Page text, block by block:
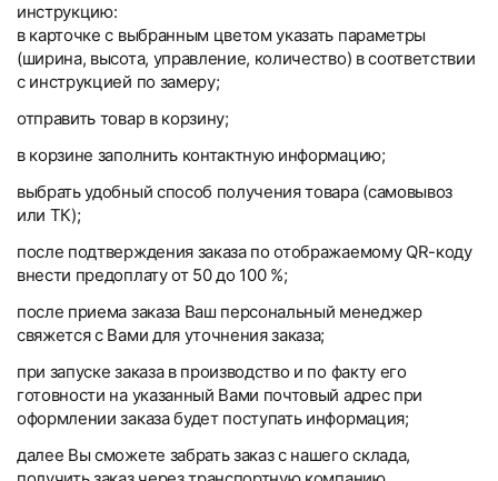
инструкцию:
в карточке с выбранным цветом указать параметры
(ширина, высота, управление, количество) в соответствии
с инструкцией по замеру;
отправить товар в корзину;
в корзине заполнить контактную информацию;
выбрать удобный способ получения товара (самовывоз
или ТК);
после подтверждения заказа по отображаемому QR-коду
внести предоплату от 50 до 100 %;
после приема заказа Ваш персональный менеджер
свяжется с Вами для уточнения заказа;
при запуске заказа в производство и по факту его
готовности на указанный Вами почтовый адрес при
оформлении заказа будет поступать информация;
далее Вы сможете забрать заказ с нашего склада,